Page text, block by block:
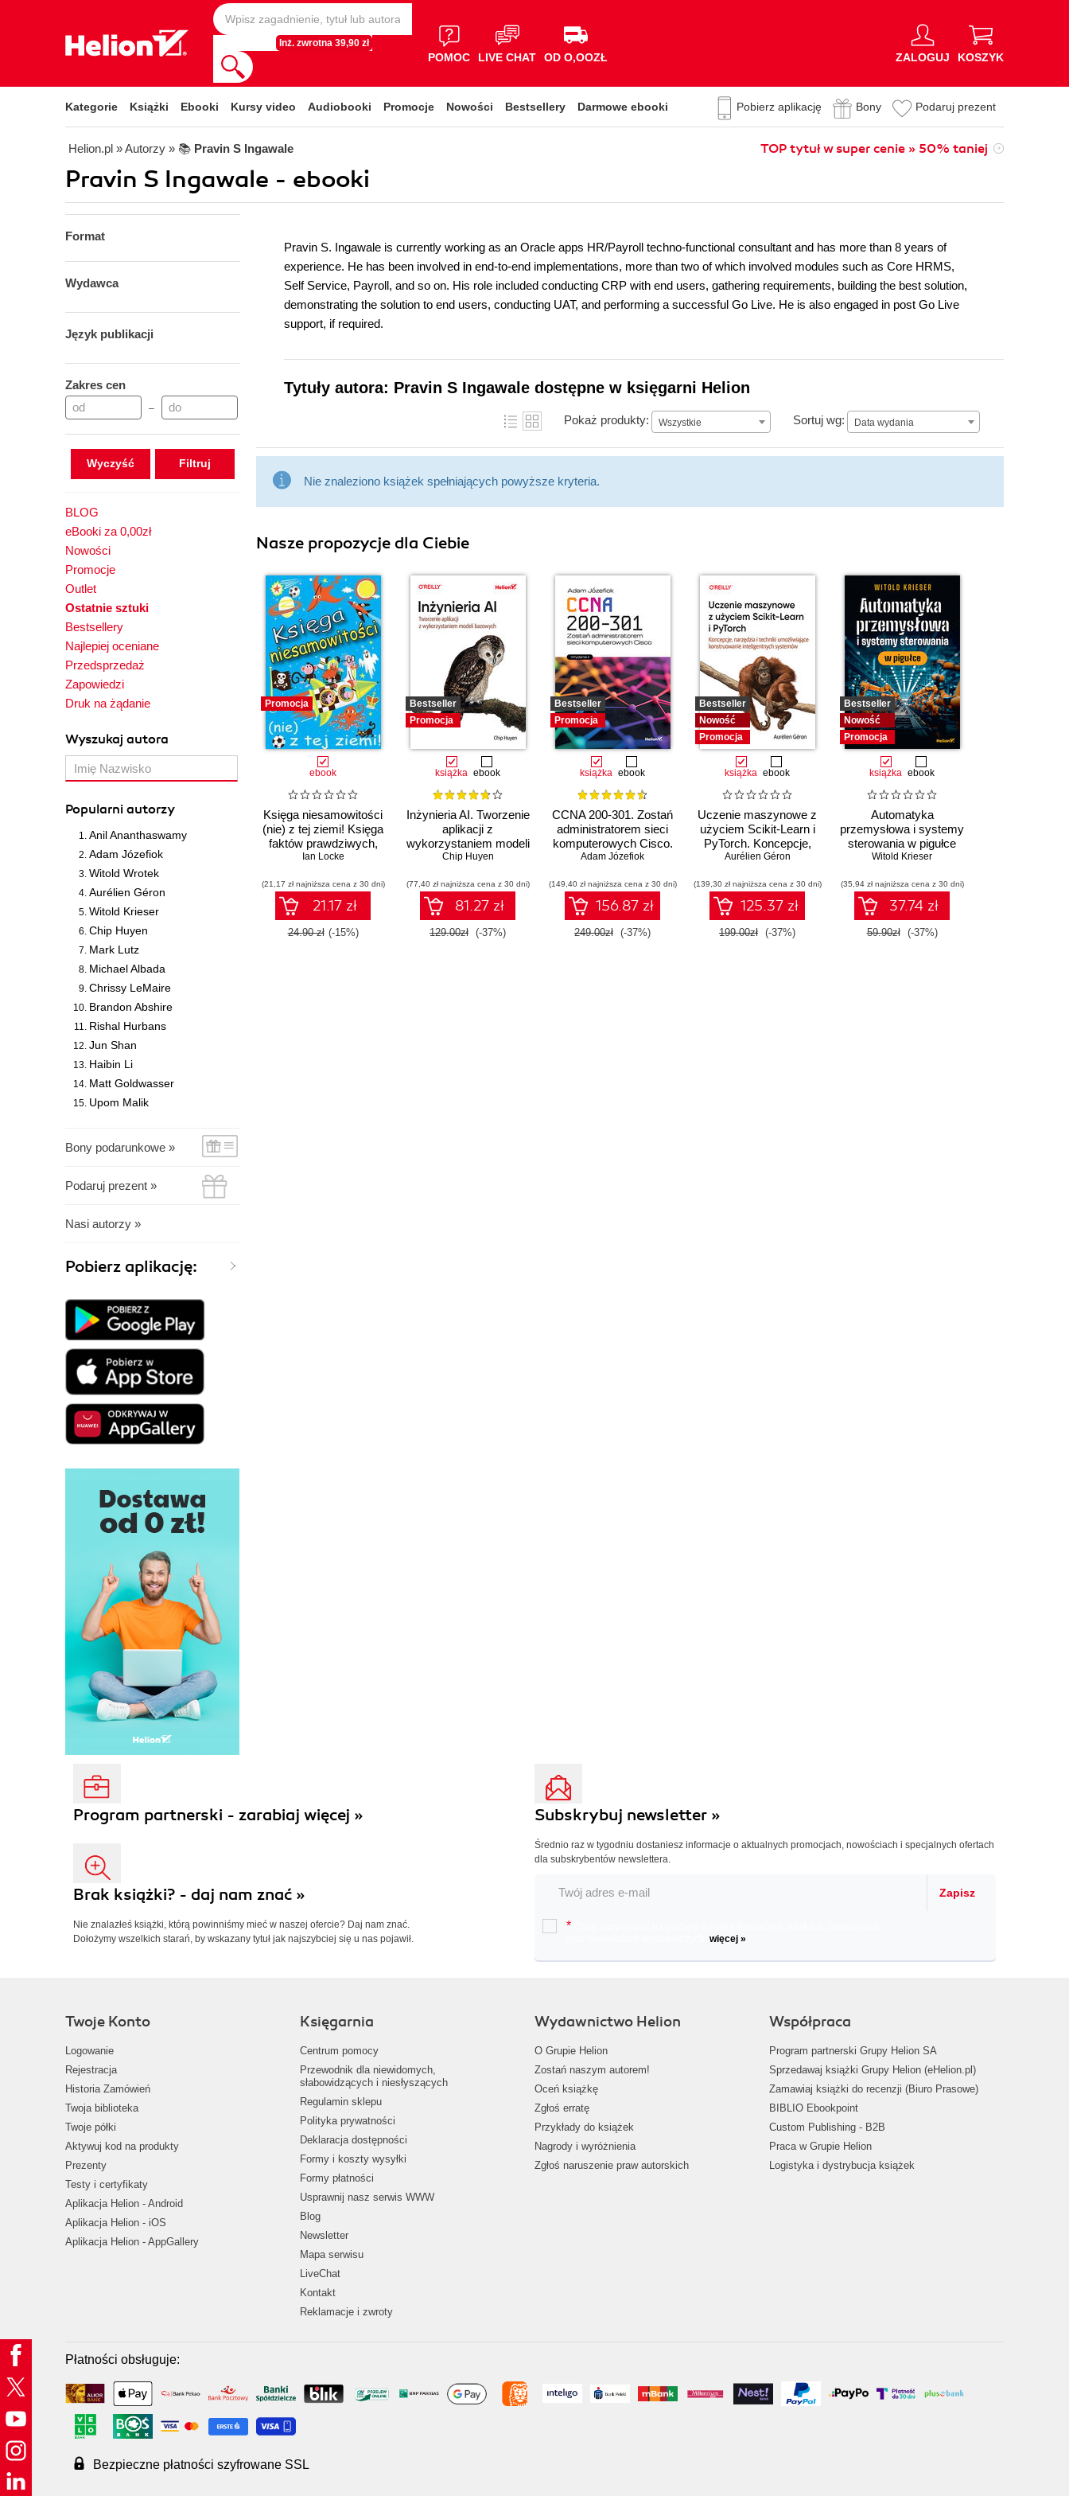
Inż. zwrotna 39,90 zł
POMOC LIVE CHAT OD O,OOZŁ ZALOGUJ KOSZYK
Kategorie Książki Ebooki Kursy video Audiobooki Promocje Nowości Bestsellery Darmowe ebooki Pobierz aplikację Bony Podaruj prezent
Helion.pl » Autorzy » 📚 Pravin S Ingawale TOP tytuł w super cenie » 50% taniej
Pravin S Ingawale - ebooki
Format
Wydawca
Język publikacji
Zakres cen
–
Wyczyść
BLOG
eBooki za 0,00zł
Nowości
Promocje
Outlet
Ostatnie sztuki
Bestsellery
Najlepiej oceniane
Przedsprzedaż
Zapowiedzi
Druk na żądanie
Wyszukaj autora
Popularni autorzy
Anil Ananthaswamy
Adam Józefiok
Witold Wrotek
Aurélien Géron
Witold Krieser
Chip Huyen
Mark Lutz
Michael Albada
Chrissy LeMaire
Brandon Abshire
Rishal Hurbans
Jun Shan
Haibin Li
Matt Goldwasser
Upom Malik
Bony podarunkowe »
Podaruj prezent »
Nasi autorzy »
Pobierz aplikację:
Pravin S. Ingawale is currently working as an Oracle apps HR/Payroll techno-functional consultant and has more than 8 years of
experience. He has been involved in end-to-end implementations, more than two of which involved modules such as Core HRMS,
Self Service, Payroll, and so on. His role included conducting CRP with end users, gathering requirements, building the best solution,
demonstrating the solution to end users, conducting UAT, and performing a successful Go Live. He is also engaged in post Go Live
support, if required.
Tytuły autora: Pravin S Ingawale dostępne w księgarni Helion
Pokaż produkty: Wszystkie Sortuj wg: Data wydania
Data wydania
Nie znaleziono książek spełniających powyższe kryteria.
Nasze propozycje dla Ciebie
Promocja
ebook
Księga niesamowitości
(nie) z tej ziemi! Księga
faktów prawdziwych,
choć niezwykłych
Ian Locke
(21,17 zł najniższa cena z 30 dni)
21.17 zł
24.90 zł (-15%)
Bestseller
Promocja
książka ebook
Inżynieria AI. Tworzenie
aplikacji z
wykorzystaniem modeli
bazowych
Chip Huyen
(77,40 zł najniższa cena z 30 dni)
81.27 zł
129.00zł (-37%)
Bestseller
Promocja
książka ebook
CCNA 200-301. Zostań
administratorem sieci
komputerowych Cisco.
Wydanie II
Adam Józefiok
(149,40 zł najniższa cena z 30 dni)
156.87 zł
249.00zł (-37%)
Bestseller
Nowość
Promocja
książka ebook
Uczenie maszynowe z
użyciem Scikit-Learn i
PyTorch. Koncepcje,
narzędzia i techniki
konstruowanie
inteligentnych
systemów
Aurélien Géron
(139,30 zł najniższa cena z 30 dni)
125.37 zł
199.00zł (-37%)
Bestseller
Nowość
Promocja
książka ebook
Automatyka
przemysłowa i systemy
sterowania w pigułce
Witold Krieser
(35,94 zł najniższa cena z 30 dni)
37.74 zł
59.90zł (-37%)
Program partnerski - zarabiaj więcej »
Brak książki? - daj nam znać »
Nie znalazłeś książki, którą powinniśmy mieć w naszej ofercie? Daj nam znać.
Dołożymy wszelkich starań, by wskazany tytuł jak najszybciej się u nas pojawił.
Subskrybuj newsletter »
Średnio raz w tygodniu dostaniesz informacje o aktualnych promocjach, nowościach i specjalnych ofertach
dla subskrybentów newslettera.
Zapisz
*
więcej »
Twoje Konto
Logowanie
Rejestracja
Historia Zamówień
Twoja biblioteka
Twoje półki
Aktywuj kod na produkty
Prezenty
Testy i certyfikaty
Aplikacja Helion - Android
Aplikacja Helion - iOS
Aplikacja Helion - AppGallery
Księgarnia
Centrum pomocy
Przewodnik dla niewidomych,
słabowidzących i niesłyszących
Regulamin sklepu
Polityka prywatności
Deklaracja dostępności
Formy i koszty wysyłki
Formy płatności
Usprawnij nasz serwis WWW
Blog
Newsletter
Mapa serwisu
LiveChat
Kontakt
Reklamacje i zwroty
Wydawnictwo Helion
O Grupie Helion
Zostań naszym autorem!
Oceń książkę
Zgłoś erratę
Przykłady do książek
Nagrody i wyróżnienia
Zgłoś naruszenie praw autorskich
Współpraca
Program partnerski Grupy Helion SA
Sprzedawaj książki Grupy Helion (eHelion.pl)
Zamawiaj książki do recenzji (Biuro Prasowe)
BIBLIO Ebookpoint
Custom Publishing - B2B
Praca w Grupie Helion
Logistyka i dystrybucja książek
Płatności obsługuje:
Bezpieczne płatności szyfrowane SSL